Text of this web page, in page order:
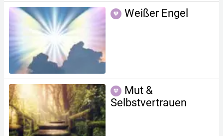
Weißer Engel
Mut &
Selbstvertrauen